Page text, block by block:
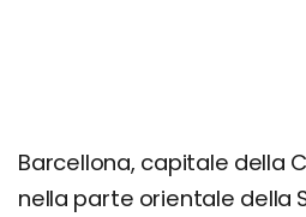
Giorno 6
Escursione a Tarragona
Barcellona, capitale della
nella parte orientale della